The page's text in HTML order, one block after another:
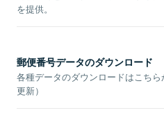
を提供。
郵便番号データのダウンロード
各種データのダウンロードはこち
更新）